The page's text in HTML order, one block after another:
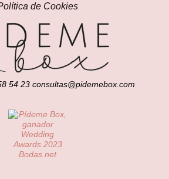
de Cookies
54 23 consultas@pidemebox.com